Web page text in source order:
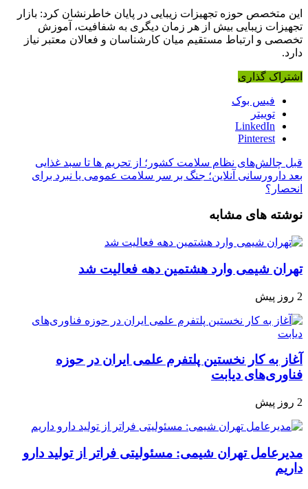
این متخصص حوزه تجهیزات زیبایی در پایان خاطرنشان کرد: بازار
تجهیزات زیبایی بیش از هر زمان دیگری به شفافیت، آموزش
تخصصی و ارتباط مستقیم میان کارشناسان و فعالان معتبر نیاز
دارد.
اشتراک گذاری
فیس بوک
توییتر
LinkedIn
Pinterest
قبل چالش‌های نظام سلامت کشور؛ از تحریم ها تا سبد غذایی
بعد دارورسانی آنلاین؛ جنگ بر سر سلامت عمومی یا نبرد برای
انحصار؟
نوشته های مشابه
تهران شیمی وارد هشتمین دهه فعالیت شد
2 روز پیش
آغاز به کار نخستین پلتفرم علمی ایران در حوزه
فناوری‌های دیابت
2 روز پیش
مدیرعامل تهران شیمی: مسئولیتی فراتر از تولید دارو
داریم